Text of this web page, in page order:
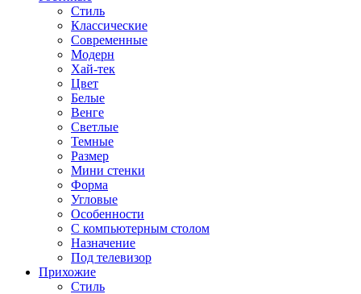
Стиль
Классические
Современные
Модерн
Хай-тек
Цвет
Белые
Венге
Светлые
Темные
Размер
Мини стенки
Форма
Угловые
Особенности
С компьютерным столом
Назначение
Под телевизор
Прихожие
Стиль